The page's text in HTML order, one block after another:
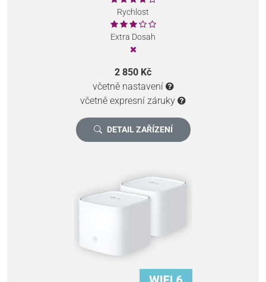
Rychlost
Extra Dosah
2 850 Kč
včetně nastavení
včetně expresní záruky
DETAIL ZAŘÍZENÍ